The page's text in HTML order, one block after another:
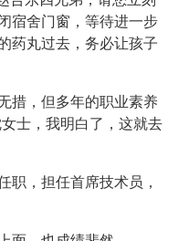
宿舍门窗，等待进一步
药丸过去，务必让孩子
措，但多年的职业素养
士，我明白了，这就去
职，担任首席技术员，